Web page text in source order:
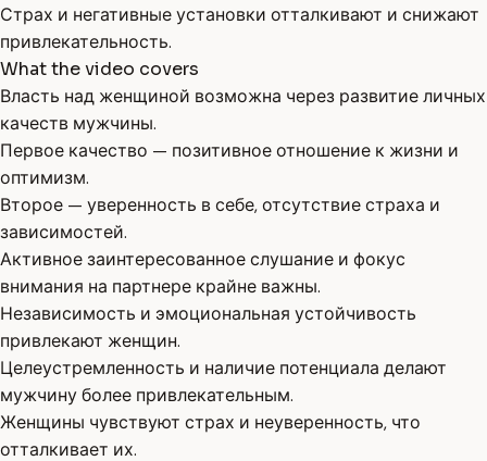
Страх и негативные установки отталкивают и снижают
привлекательность.
What the video covers
Власть над женщиной возможна через развитие личных
качеств мужчины.
Первое качество — позитивное отношение к жизни и
оптимизм.
Второе — уверенность в себе, отсутствие страха и
зависимостей.
Активное заинтересованное слушание и фокус
внимания на партнере крайне важны.
Независимость и эмоциональная устойчивость
привлекают женщин.
Целеустремленность и наличие потенциала делают
мужчину более привлекательным.
Женщины чувствуют страх и неуверенность, что
отталкивает их.